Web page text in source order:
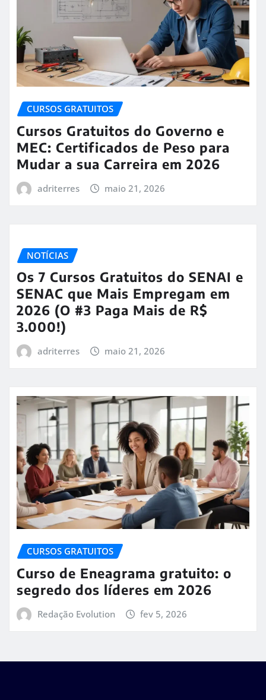
CURSOS GRATUITOS
Cursos Gratuitos do Governo e
MEC: Certificados de Peso para
Mudar a sua Carreira em 2026
adriterres maio 21, 2026
NOTÍCIAS
Os 7 Cursos Gratuitos do SENAI e
SENAC que Mais Empregam em
2026 (O #3 Paga Mais de R$
3.000!)
adriterres maio 21, 2026
CURSOS GRATUITOS
Curso de Eneagrama gratuito: o
segredo dos líderes em 2026
Redação Evolution fev 5, 2026